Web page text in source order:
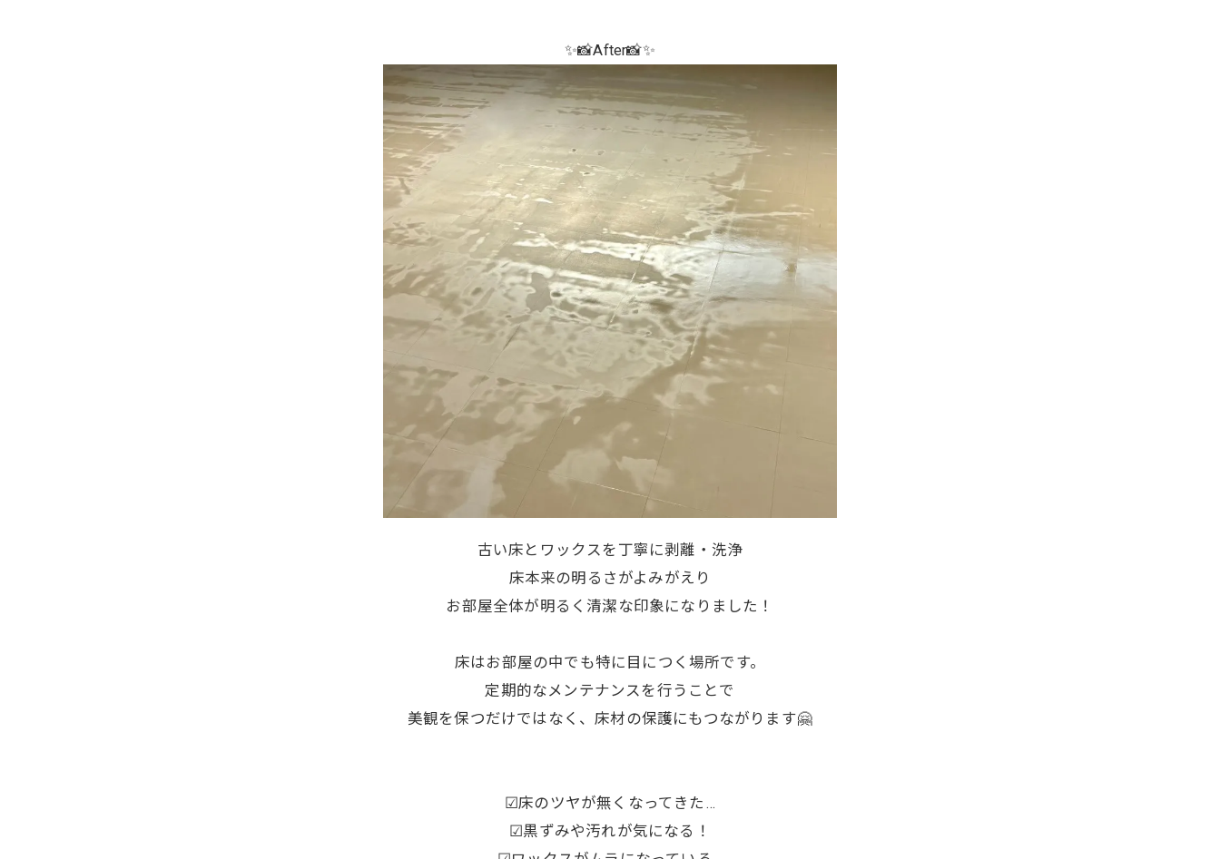
✨📸After📸✨
古い床とワックスを丁寧に剥離・洗浄
床本来の明るさがよみがえり
お部屋全体が明るく清潔な印象になりました！
床はお部屋の中でも特に目につく場所です。
定期的なメンテナンスを行うことで
美観を保つだけではなく、床材の保護にもつながります🤗
☑床のツヤが無くなってきた…
☑黒ずみや汚れが気になる！